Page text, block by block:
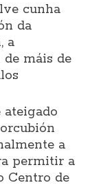
cunha
da
a
máis de
ateigado
a
permitir a
Centro de